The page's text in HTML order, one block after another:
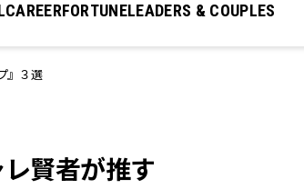
CAREERFORTUNELEADERS & COUPLES
』３選
賢者が推す